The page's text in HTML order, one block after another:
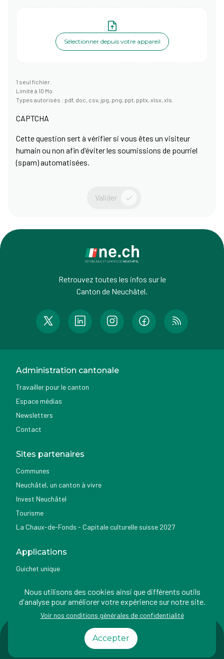
Sélectionner depuis votre appareil
1 seul fichier.
Limité à 10 Mo.
Types autorisés : pdf, doc, csv, jpg, png, ppt, pptx, xlsx, xls.
CAPTCHA
Cette question sert à vérifier si vous êtes un visiteur
humain ou non afin d'éviter les soumissions de pourriel
(spam) automatisées.
Valider
Retrouvez toutes les infos sur le
Canton de Neuchâtel.
Administration cantonale
Travailler pour le canton
Espace médias
Newsletters
Contact
Sites partenaires
Communes
Neuchâtel, un canton à vivre
Invest Neuchâtel
Tourisme
La Chaux-de-Fonds - Capitale culturelle suisse 2027
Applications
Guichet unique
Nemo news
Conditions
d'utilisation
Protection des
données
Nous utilisons des cookies ainsi que différents outils
d'analyse pour améliorer votre expérience sur notre site.
Voir nos conditions générales de confidentialité
Accepter